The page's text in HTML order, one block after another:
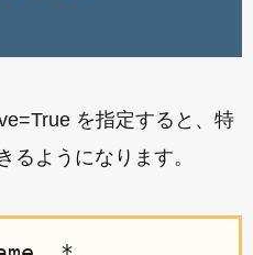
を指定すると、特
るようになります。